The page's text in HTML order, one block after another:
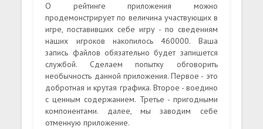
О рейтинге приложения можно
продемонстрирует по величина участвующих в
игре, поставивших себе игру - по сведениям
наших игроков накопилось 460000. Ваша
запись файлов обязательно будет запишется
службой. Сделаем попытку обговорить
необычность данной приложения. Первое - это
добротная и крутая графика. Второе - воедино
с ценным содержанием. Третье - пригодными
компонентами. далее, мы заводим себе
отменную приложение.